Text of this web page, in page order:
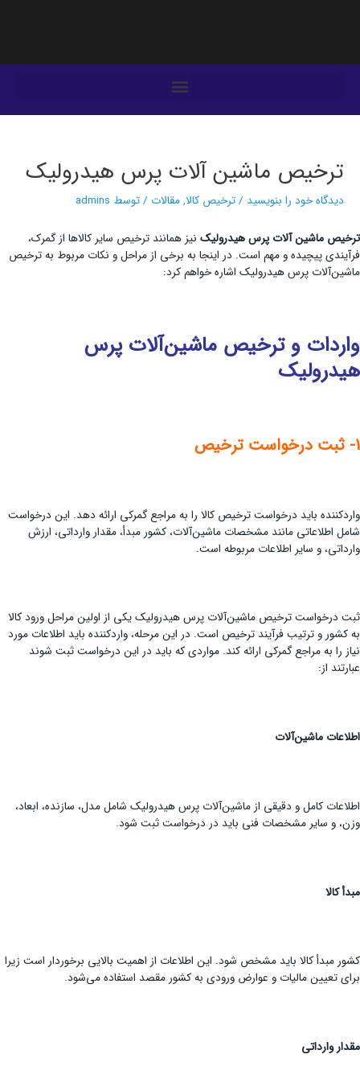
ترخیص ماشین‌ آلات پرس هیدرولیک
دیدگاه‌ خود را بنویسید /ترخیص کالا,مقالات / توسط admins
ترخیص ماشین‌ آلات پرس هیدرولیک نیز همانند ترخیص سایر کالاها از گمرک،
فرآیندی پیچیده و مهم است. در اینجا به برخی از مراحل و نکات مربوط به ترخیص
ماشین‌آلات پرس هیدرولیک اشاره خواهم کرد:
واردات و ترخیص ماشین‌آلات پرس
هیدرولیک
1- ثبت درخواست ترخیص
واردکننده باید درخواست ترخیص کالا را به مراجع گمرکی ارائه دهد. این درخواست
شامل اطلاعاتی مانند مشخصات ماشین‌آلات، کشور مبدأ، مقدار وارداتی، ارزش
وارداتی، و سایر اطلاعات مربوطه است.
ثبت درخواست ترخیص ماشین‌آلات پرس هیدرولیک یکی از اولین مراحل ورود کالا
به کشور و ترتیب فرآیند ترخیص است. در این مرحله، واردکننده باید اطلاعات مورد
نیاز را به مراجع گمرکی ارائه کند. مواردی که باید در این درخواست ثبت شوند
عبارتند از:
اطلاعات ماشین‌آلات
اطلاعات کامل و دقیقی از ماشین‌آلات پرس هیدرولیک شامل مدل، سازنده، ابعاد،
وزن، و سایر مشخصات فنی باید در درخواست ثبت شود.
مبدأ کالا
کشور مبدأ کالا باید مشخص شود. این اطلاعات از اهمیت بالایی برخوردار است زیرا
برای تعیین مالیات و عوارض ورودی به کشور مقصد استفاده می‌شود.
مقدار وارداتی